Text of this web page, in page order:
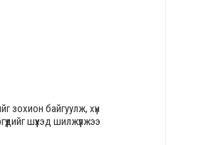
зохион байгуулж, хүн
шүүхэд шилжүүлжээ